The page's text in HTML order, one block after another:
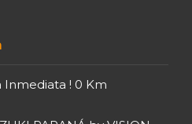
Inmediata ! 0 Km